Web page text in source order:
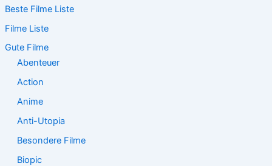
h
n
n
Beste Filme Liste
Filme Liste
Gute Filme
Abenteuer
Action
Anime
Anti-Utopia
Besondere Filme
Biopic